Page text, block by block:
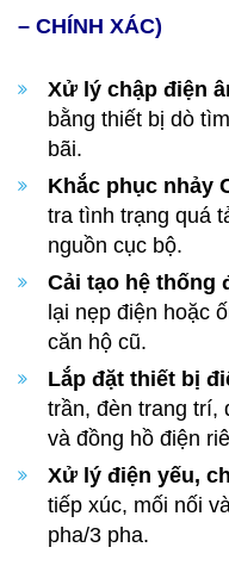
– CHÍNH XÁC)
Xử lý chập điện
bằng thiết bị dò
bãi.
Khắc phục nhảy
tra tình trạng quá
nguồn cục bộ.
Cải tạo hệ thống
lại nẹp điện hoặc
căn hộ cũ.
Lắp đặt thiết bị
trần, đèn trang trí,
và đồng hồ điện
Xử lý điện yếu,
tiếp xúc, mối nối
pha/3 pha.